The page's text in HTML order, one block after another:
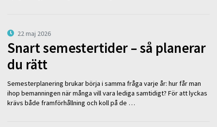
22 maj 2026
Snart semestertider – så planerar
du rätt
Semesterplanering brukar börja i samma fråga varje år: hur får man
ihop bemanningen när många vill vara lediga samtidigt? För att lyckas
krävs både framförhållning och koll på de …